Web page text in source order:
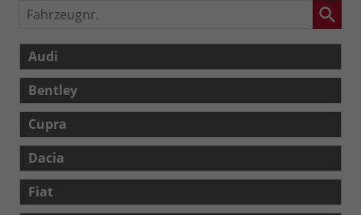
Fahrzeugnr.
Audi
Bentley
Cupra
Dacia
Fiat